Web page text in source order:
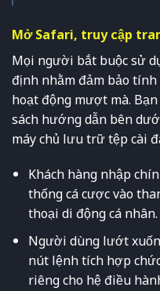
Mở Safari, truy cập
Mọi người bắt buộc sử
định nhằm đảm bảo
hoạt động mượt mà.
sách hướng dẫn bên
máy chủ lưu trữ tệp cài
Khách hàng nhập
thống cá cược vào
thoại di động cá nhân.
Người dùng lướt
nút lệnh tích hợp
riêng cho hệ điều